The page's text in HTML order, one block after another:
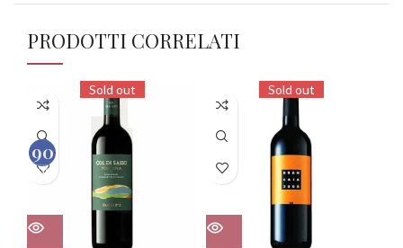
PRODOTTI CORRELATI
Sold out
90
100
Sold out